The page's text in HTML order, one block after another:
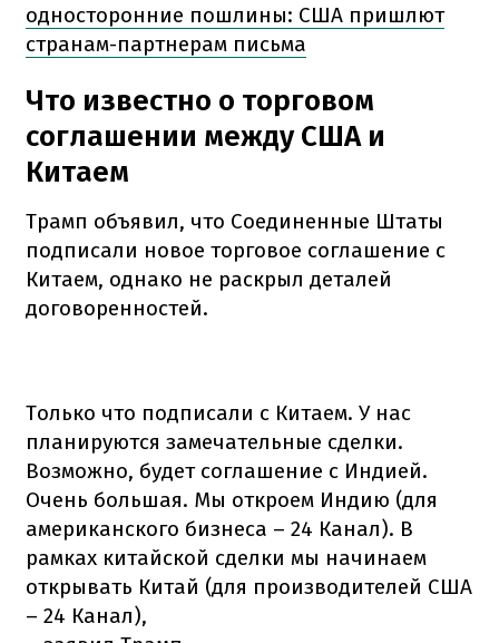
односторонние пошлины: США пришлют
странам-партнерам письма
Что известно о торговом
соглашении между США и
Китаем
Трамп объявил, что Соединенные Штаты
подписали новое торговое соглашение с
Китаем, однако не раскрыл деталей
договоренностей.
Только что подписали с Китаем. У нас
планируются замечательные сделки.
Возможно, будет соглашение с Индией.
Очень большая. Мы откроем Индию (для
американского бизнеса – 24 Канал). В
рамках китайской сделки мы начинаем
открывать Китай (для производителей США
– 24 Канал),